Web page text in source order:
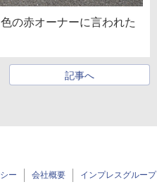
の赤オーナーに言われた
記事へ
ー 会社概要 インプレスグループ